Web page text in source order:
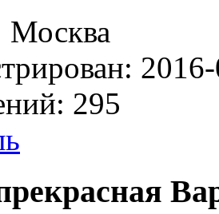
Москва
295